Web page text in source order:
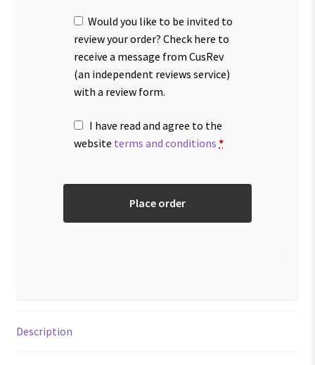
Would you like to be invited to
review your order? Check here to
receive a message from CusRev
(an independent reviews service)
with a review form.
I have read and agree to the
website terms and conditions *
Place order
Description